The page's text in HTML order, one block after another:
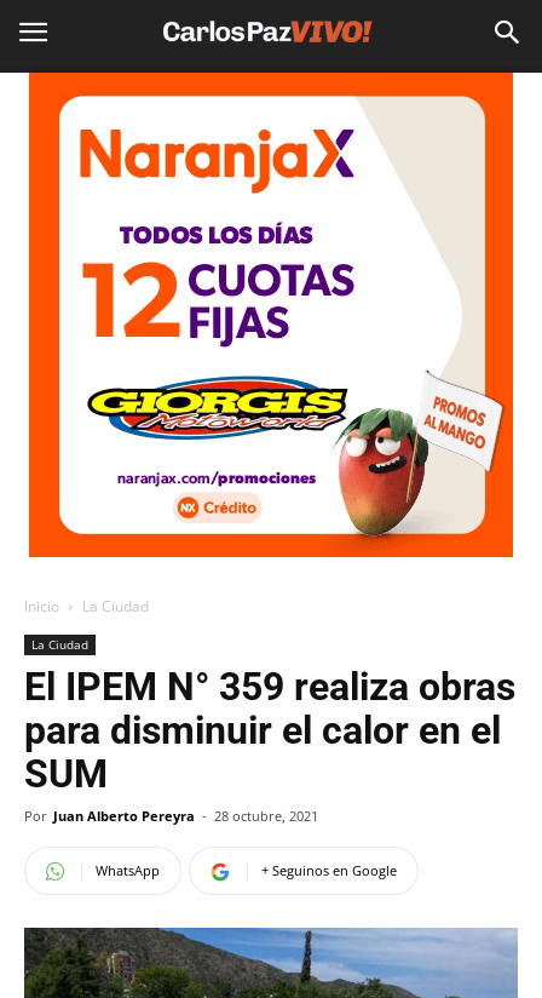
Inicio La Ciudad
La Ciudad
El IPEM N° 359 realiza obras
para disminuir el calor en el
SUM
Por Juan Alberto Pereyra - 28 octubre, 2021
WhatsApp + Seguinos en Google